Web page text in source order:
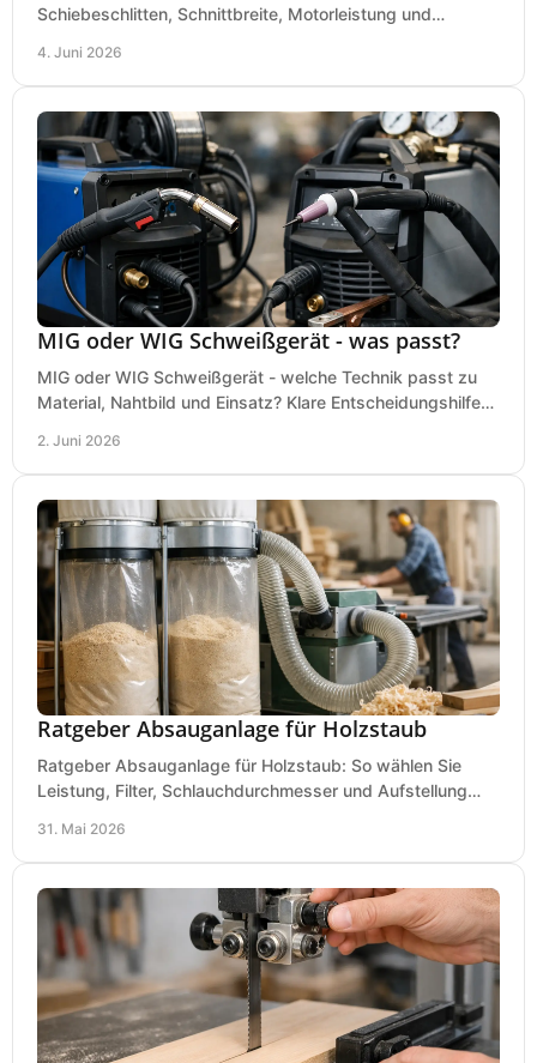
Schiebeschlitten, Schnittbreite, Motorleistung und
4. Juni 2026
MIG oder WIG Schweißgerät - was passt?
MIG oder WIG Schweißgerät - welche Technik passt zu
Material, Nahtbild und Einsatz? Klare Entscheidungshilfe
2. Juni 2026
Ratgeber Absauganlage für Holzstaub
Ratgeber Absauganlage für Holzstaub: So wählen Sie
Leistung, Filter, Schlauchdurchmesser und Aufstellung
31. Mai 2026